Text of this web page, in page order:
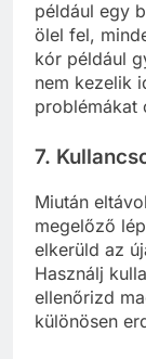
például egy
ölel fel,
kór például
nem kezelik
problémákat
7.
Miután
megelőző
elkerüld az
Használj
ellenőrizd
különösen